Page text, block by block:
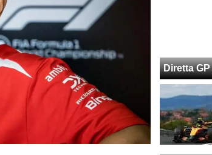
Diretta GP